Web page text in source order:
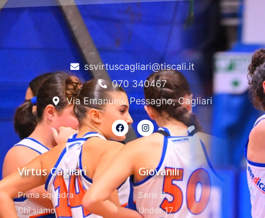
ssvirtuscagliari@tiscali.it
070 340467
Via Emanuele Pessagno, Cagliari
Virtus Cagliari
Prima squadra
Chi siamo
Giovanili
Serie B
Under 17